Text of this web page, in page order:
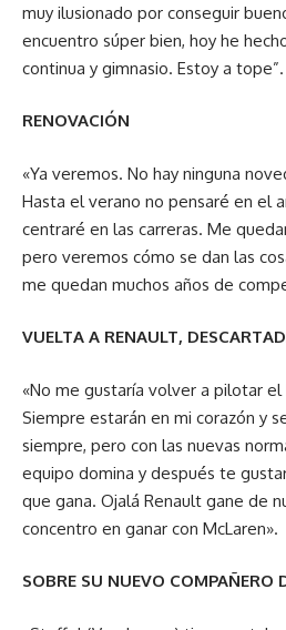
muy ilusionado por conseguir
encuentro súper bien, hoy he
continua y gimnasio. Estoy a tope”.
RENOVACIÓN
«Ya veremos. No hay ninguna
Hasta el verano no pensaré en el
centraré en las carreras. Me
pero veremos cómo se dan las
me quedan muchos años de
VUELTA A RENAULT,
«No me gustaría volver a pilotar
Siempre estarán en mi corazón y
siempre, pero con las nuevas
equipo domina y después te
que gana. Ojalá Renault gane de
concentro en ganar con McLaren».
SOBRE SU NUEVO COMPAÑERO